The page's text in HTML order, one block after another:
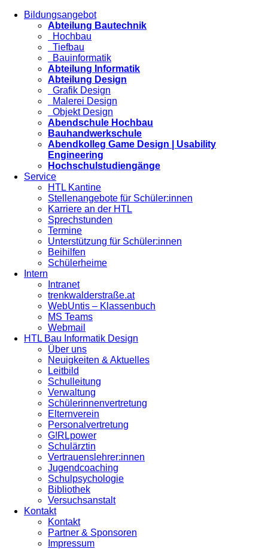
Bildungsangebot
Abteilung Bautechnik
Hochbau
Tiefbau
Bauinformatik
Abteilung Informatik
Abteilung Design
Grafik Design
Malerei Design
Objekt Design
Abendschule Hochbau
Bauhandwerkschule
Abendkolleg Game Design | Usability
Engineering
Hochschulstudiengänge
Service
HTL Kantine
Stellenangebote für Schüler:innen
Karriere an der HTL
Sprechstunden
Termine
Unterstützung für Schüler:innen
Beihilfen
Schülerheime
Intern
Intranet
trenkwalderstraße.at
WebUntis – Klassenbuch
MS Teams
Webmail
HTL Bau Informatik Design
Über uns
Neuigkeiten & Aktuelles
Leitbild
Schulleitung
Verwaltung
Schülerinnenvertretung
Elternverein
Personalvertretung
G!RLpower
Schulärztin
Vertrauenslehrer:innen
Jugendcoaching
Schulpsychologie
Bibliothek
Versuchsanstalt
Kontakt
Kontakt
Partner & Sponsoren
Impressum